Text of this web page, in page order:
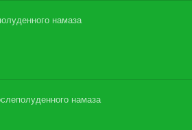
намаза
намаза